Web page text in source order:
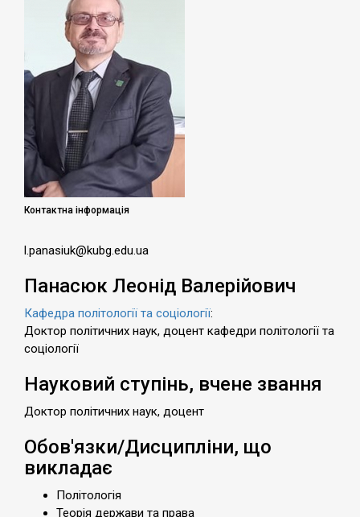
Контактна інформація
l.panasiuk@kubg.edu.ua
Панасюк Леонід Валерійович
Кафедра політології та соціології:
Доктор політичних наук, доцент кафедри політології та
соціології
Науковий ступінь, вчене звання
Доктор політичних наук, доцент
Обов'язки/Дисципліни, що
викладає
Політологія
Теорія держави та права